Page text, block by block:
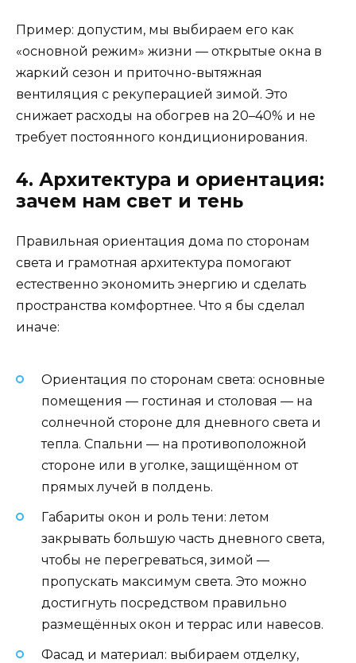
Пример: допустим, мы выбираем его как
«основной режим» жизни — открытые окна в
жаркий сезон и приточно-вытяжная
вентиляция с рекуперацией зимой. Это
снижает расходы на обогрев на 20–40% и не
требует постоянного кондиционирования.
4. Архитектура и ориентация:
зачем нам свет и тень
Правильная ориентация дома по сторонам
света и грамотная архитектура помогают
естественно экономить энергию и сделать
пространства комфортнее. Что я бы сделал
иначе:
Ориентация по сторонам света: основные
помещения — гостиная и столовая — на
солнечной стороне для дневного света и
тепла. Спальни — на противоположной
стороне или в уголке, защищённом от
прямых лучей в полдень.
Габариты окон и роль тени: летом
закрывать большую часть дневного света,
чтобы не перегреваться, зимой —
пропускать максимум света. Это можно
достигнуть посредством правильно
размещённых окон и террас или навесов.
Фасад и материал: выбираем отделку,